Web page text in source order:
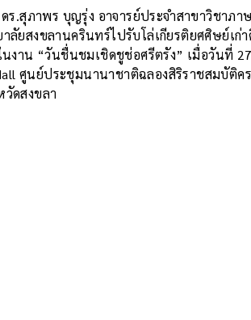
ร.สุภาพร บุญรุ่ง อาจารย์ประจำสาขาวิชาภ
ลัยสงขลานครินทร์ไปรับโล่เกียรติยศศิษย์เ
งาน “วันชื่นชมเชิดชูช่อศรีตรัง” เมื่อวันที่
ศูนย์ประชุมนานาชาติฉลองสิริราชสมบัติ
วัดสงขลา